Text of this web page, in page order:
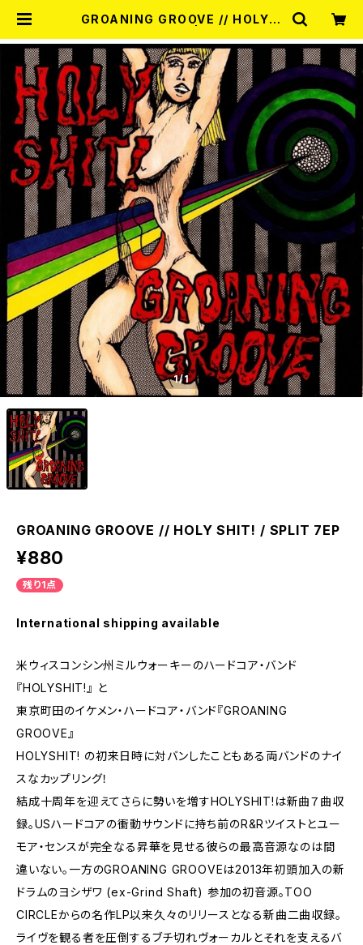
GROANING GROOVE // HOLY S
OP MISERY
1/1
GROANING GROOVE // HOLY SHIT! / SPLIT 7EP
¥880
残り1点
International shipping available
米ウィスコンシン州ミルウォーキーのハードコア・バンド
『HOLYSHIT!』 と
東京町田のイケメン・ハードコア・バンド『GROANING
GROOVE』
HOLYSHIT! の初来日時に対バンしたこともある両バンドのナイ
スなカップリング！
結成十周年を迎えてさらに勢いを増すHOLYSHIT!は新曲７曲収
録。USハードコアの衝動サウンドに持ち前のR&Rツイストとユー
モア・センスが完全なる昇華を見せる彼らの最高音源なのは間
違いない。一方のGROANING GROOVEは2013年初頭加入の新
ドラムのヨシザワ (ex-Grind Shaft) 参加の初音源。TOO
CIRCLEからの名作LP以来久々のリリースとなる新曲二曲収録。
ライヴを観る者を圧倒するブチ切れヴォーカルとそれを支えるバ